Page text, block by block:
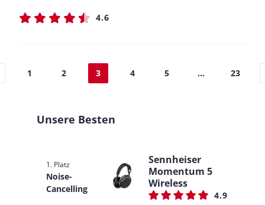
4.6
1 2 3 4 5 ... 23
Unsere Besten
1. Platz
Noise-
Cancelling
Sennheiser
Momentum 5
Wireless
4.9